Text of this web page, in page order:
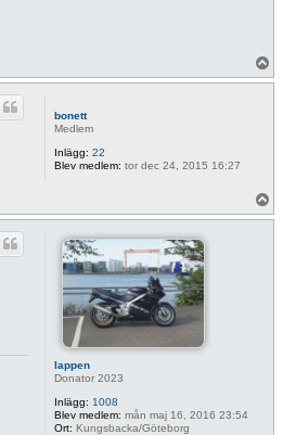
p
bonett
Medlem
Inlägg: 22
Blev medlem: tor dec 24, 2015 16:27
p
lappen
Donator 2023
Inlägg: 1008
Blev medlem: mån maj 16, 2016 23:54
Ort: Kungsbacka/Göteborg